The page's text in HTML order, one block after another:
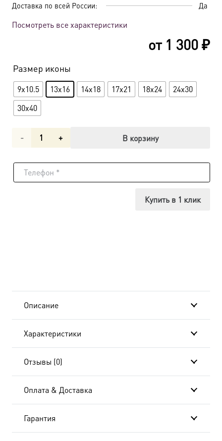
Доставка по всей России: Да
Посмотреть все характеристики
от 1 300₽
Размер иконы
9x10.5 13x16 14x18 17x21 18x24
24x30
30x40
Количество
Икона
подарочной
В корзину
Купить в 1 клик
Описание
Характеристики
Отзывы (0)
Оплата & Доставка
Гарантия